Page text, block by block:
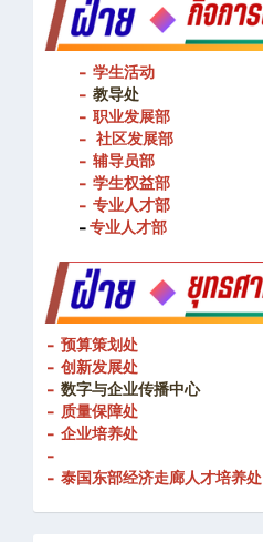
- 学生活动
- 教导处
- 职业发展部
- 社区发展部
- 辅导员部
- 学生权益部
- 专业人才部
-专业人才部
- 预算策划处
- 创新发展处
- 数字与企业传播中心
- 质量保障处
- 企业培养处
-
- 泰国东部经济走廊人才培养处